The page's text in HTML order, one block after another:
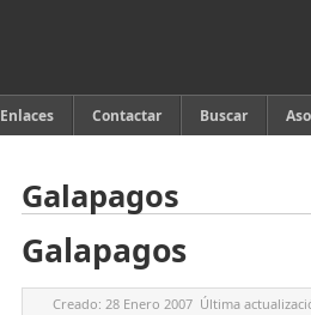
Enlaces Contactar Buscar
Galapagos
Galapagos
Creado: 28 Enero 2007 Última